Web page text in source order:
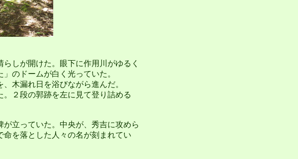
しが開けた。眼下に作用川がゆるく
のドームが白く光っていた。
木漏れ日を浴びながら進んだ。
２段の郭跡を左に見て登り詰める
立っていた。中央が、秀吉に攻めら
を落とした人々の名が刻まれてい